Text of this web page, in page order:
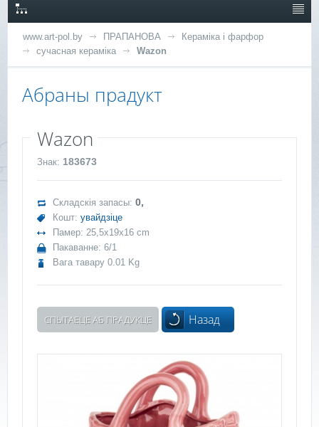
www.art-pol.by ПРАПАНОВА
Кераміка і фарфор
сучасная кераміка
Wazon
Абраны прадукт
Wazon
Знак: 183673
Складскія запасы:0,
Кошт:увайдзіце
Памер: 25,5x19x16 cm
Пакаванне: 6/1
Вага тавару 0.01 Kg
СПЫТАЕЦЕ АБ ПРАДУКЦЕ Назад